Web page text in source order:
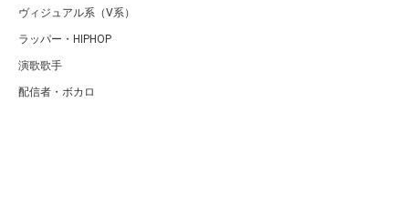
ヴィジュアル系（V系）
ラッパー・HIPHOP
演歌歌手
配信者・ボカロ